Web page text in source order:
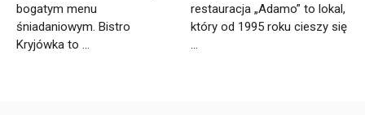
bogatym menu
śniadaniowym. Bistro
Kryjówka to ...
restauracja „Adamo” to lokal,
który od 1995 roku cieszy się
...